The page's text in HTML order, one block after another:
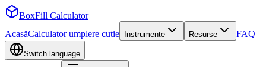
BoxFill Calculator
AcasăCalculator umplere cutie Instrumente Resurse FAQ
Switch language